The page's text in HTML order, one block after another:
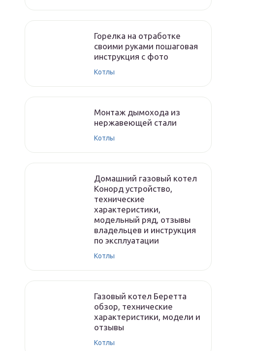
Горелка на отработке
своими руками пошаговая
инструкция с фото
Котлы
Монтаж дымохода из
нержавеющей стали
Котлы
Домашний газовый котел
Конорд устройство,
технические
характеристики,
модельный ряд, отзывы
владельцев и инструкция
по эксплуатации
Котлы
Газовый котел Беретта
обзор, технические
характеристики, модели и
отзывы
Котлы